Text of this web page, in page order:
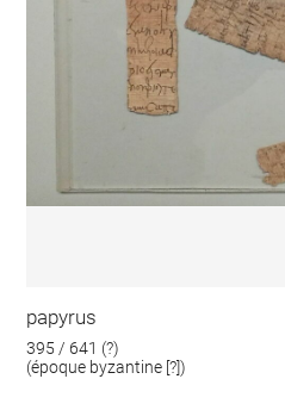
papyrus
395 / 641 (?)
(époque byzantine [?])